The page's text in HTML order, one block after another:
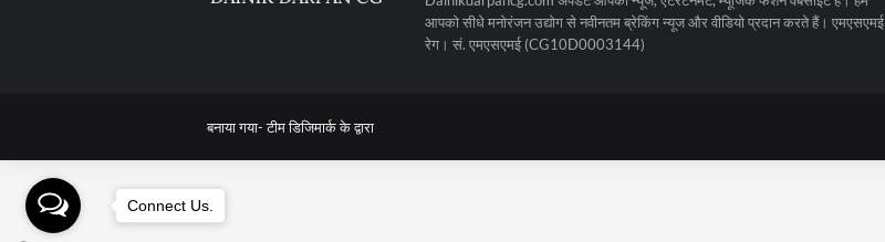
आपको सीधे मनोरंजन उद्योग से नवीनतम ब्रेकिंग न्यूज और वीडियो प्रदान करते हैं। एमएसएमई
रेग। सं. एमएसएमई (CG10D0003144)
बनाया गया-टीम डिजिमार्क के द्वारा
Connect Us.